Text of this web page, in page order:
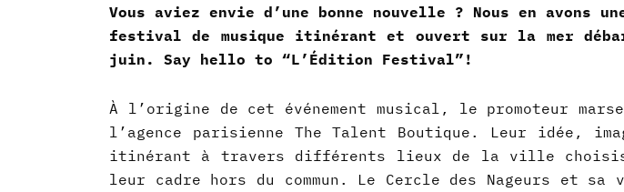
Vous aviez envie d’une bonne nouvelle ? Nous en avons
festival de musique itinérant et ouvert sur la mer
juin. Say hello to “L’Édition Festival”!
À l’origine de cet événement musical, le promoteur
l’agence parisienne The Talent Boutique. Leur idée,
itinérant à travers différents lieux de la ville
leur cadre hors du commun. Le Cercle des Nageurs et